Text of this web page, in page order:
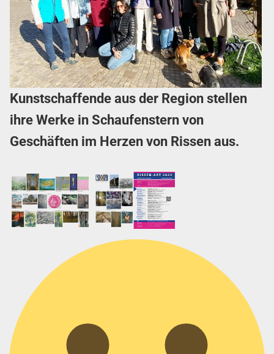
Kunstschaffende aus der Region stellen
ihre Werke in Schaufenstern von
Geschäften im Herzen von Rissen aus.